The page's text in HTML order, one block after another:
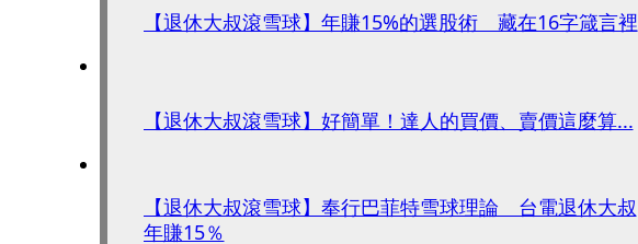
【退休大叔滾雪球】年賺15%的選股術 藏在16字箴言裡
【退休大叔滾雪球】好簡單！達人的買價、賣價這麼算...
【退休大叔滾雪球】奉行巴菲特雪球理論 台電退休大叔
年賺15％